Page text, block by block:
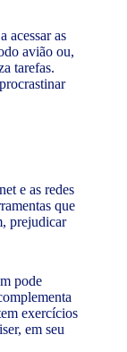
acessar as
avião ou,
tarefas.
e as redes
que
prejudicar
pode
exercícios
em seu